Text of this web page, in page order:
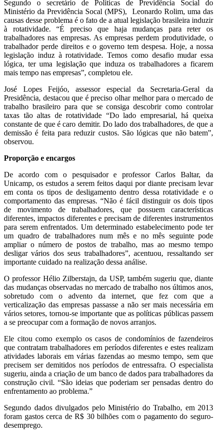
Segundo o secretário de Políticas de Previdência Social do
Ministério da Previdência Socal (MPS), Leonardo Rolim, uma das
causas desse problema é o fato de a atual legislação brasileira induzir
à rotatividade. “É preciso que haja mudanças para reter os
trabalhadores nas empresas. As empresas perdem produtividade, o
trabalhador perde direitos e o governo tem despesa. Hoje, a nossa
legislação induz à rotatividade. Temos como desafio mudar essa
lógica, ter uma legislação que induza os trabalhadores a ficarem
mais tempo nas empresas”, completou ele.
José Lopes Feijóo, assessor especial da Secretaria-Geral da
Presidência, destacou que é preciso olhar melhor para o mercado de
trabalho brasileiro para que se consiga descobrir como controlar
taxas tão altas de rotatividade “Do lado empresarial, há queixa
constante de que é caro demitir. Do lado dos trabalhadores, de que a
demissão é feita para reduzir custos. São lógicas que não batem”,
observou.
Proporção e encargos
De acordo com o pesquisador e professor Carlos Baltar, da
Unicamp, os estudos a serem feitos daqui por diante precisam levar
em conta os tipos de desligamento dentro dessa rotatividade e o
comportamento das empresas. “Não é fácil distinguir os dois tipos
de movimento de trabalhadores, que possuem características
diferentes, impactos diferentes e precisam de diferentes instrumentos
para serem enfrentados. Um determinado estabelecimento pode ter
um quadro de trabalhadores num mês e no mês seguinte pode
ampliar o número de postos de trabalho, mas ao mesmo tempo
desligar vários dos seus trabalhadores”, acentuou, ressaltando ser
importante cuidado na realização dessa análise.
O professor Hélio Zilberstajn, da USP, também sugeriu que, diante
das mudanças observadas no mercado de trabalho nos últimos anos,
sobretudo com o advento da internet, que fez com que a
verticalização das empresas passasse a não ser mais necessária em
vários setores, tornou-se importante que as políticas públicas passem
a se preocupar com a formação de novos arranjos.
Ele citou como exemplo os casos de condomínios de fazendeiros
que contratam trabalhadores em períodos diferentes e estes realizam
atividades laborais em várias fazendas ao mesmo tempo, sem que
precisem ser demitidos nos períodos de entressafra. O especialista
sugeriu, ainda a criação de um banco de dados para trabalhadores da
construção civil. “São ideias que poderiam ser pensadas dentro do
enfrentamento ao problema.”
Segundo dados divulgados pelo Ministério do Trabalho, em 2013
foram gastos cerca de R$ 30 bilhões com o pagamento do seguro-
desemprego.